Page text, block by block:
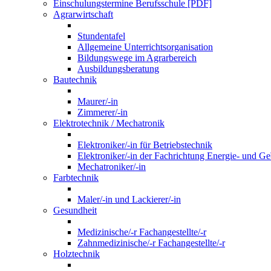
Einschulungstermine Berufsschule [PDF]
Agrarwirtschaft
Stundentafel
Allgemeine Unterrichtsorganisation
Bildungswege im Agrarbereich
Ausbildungsberatung
Bautechnik
Maurer/-in
Zimmerer/-in
Elektrotechnik / Mechatronik
Elektroniker/-in für Betriebstechnik
Elektroniker/-in der Fachrichtung Energie- und
Mechatroniker/-in
Farbtechnik
Maler/-in und Lackierer/-in
Gesundheit
Medizinische/-r Fachangestellte/-r
Zahnmedizinische/-r Fachangestellte/-r
Holztechnik